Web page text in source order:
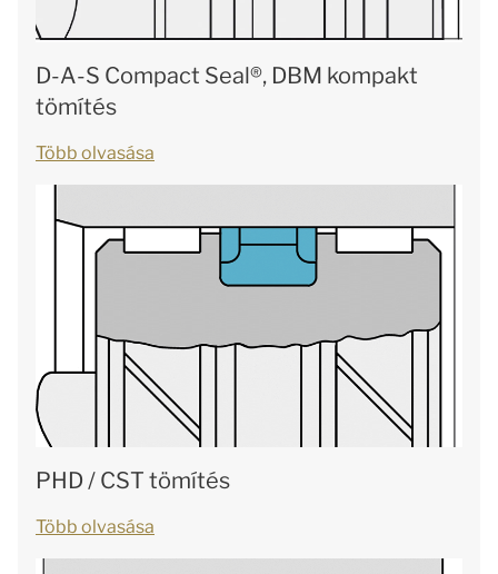
D-A-S Compact Seal®, DBM kompakt
tömítés
Több olvasása
PHD / CST tömítés
Több olvasása